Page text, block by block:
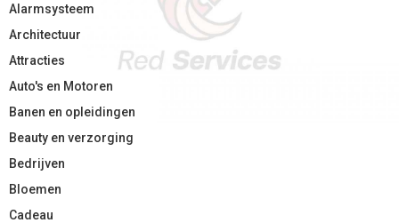
Alarmsysteem
Architectuur
Attracties
Auto's en Motoren
Banen en opleidingen
Beauty en verzorging
Bedrijven
Bloemen
Cadeau